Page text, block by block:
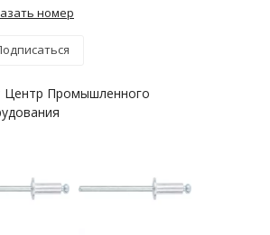
номер
Центр Промышленного